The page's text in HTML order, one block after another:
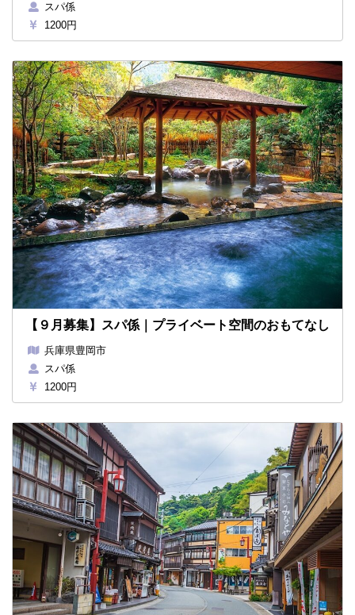
スパ係
1200円
【９月募集】スパ係｜プライベート空間のおもてなし
兵庫県豊岡市
スパ係
1200円